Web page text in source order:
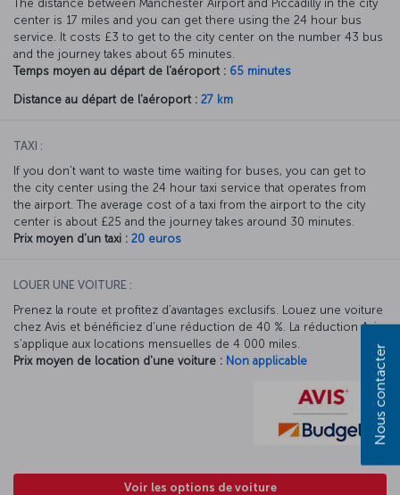
The distance between Manchester Airport and Piccadilly in the city
center is 17 miles and you can get there using the 24 hour bus
service. It costs £3 to get to the city center on the number 43 bus
and the journey takes about 65 minutes.
Temps moyen au départ de l'aéroport : 65 minutes
Distance au départ de l'aéroport : 27 km
TAXI :
If you don’t want to waste time waiting for buses, you can get to
the city center using the 24 hour taxi service that operates from
the airport. The average cost of a taxi from the airport to the city
center is about £25 and the journey takes around 30 minutes.
Prix moyen d'un taxi : 20 euros
LOUER UNE VOITURE :
Prenez la route et profitez d’avantages exclusifs. Louez une voiture
chez Avis et bénéficiez d’une réduction de 40 %. La réduction Avis
s’applique aux locations mensuelles de 4 000 miles.
Prix moyen de location d'une voiture : Non applicable
Voir les options de voiture
Nous contacter